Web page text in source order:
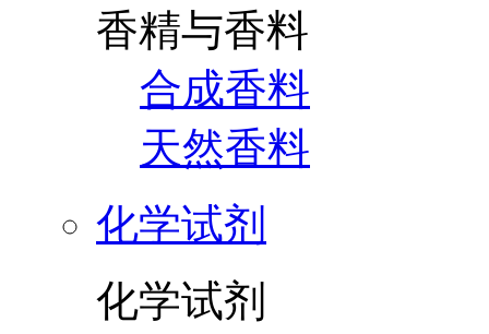
香精与香料
合成香料
天然香料
化学试剂
化学试剂